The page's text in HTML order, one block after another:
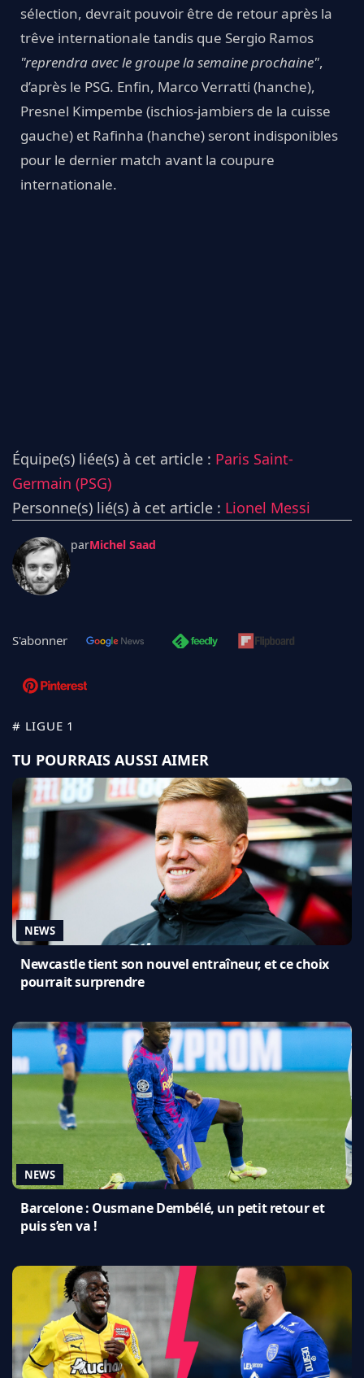
sélection, devrait pouvoir être de retour après la
trêve internationale tandis que Sergio Ramos
"reprendra avec le groupe la semaine prochaine",
d’après le PSG. Enfin, Marco Verratti (hanche),
Presnel Kimpembe (ischios-jambiers de la cuisse
gauche) et Rafinha (hanche) seront indisponibles
pour le dernier match avant la coupure
internationale.
Équipe(s) liée(s) à cet article : Paris Saint-
Germain (PSG)
Personne(s) lié(s) à cet article : Lionel Messi
parMichel Saad
S'abonner
# LIGUE 1
TU POURRAIS AUSSI AIMER
NEWS
Newcastle tient son nouvel entraîneur, et ce choix
pourrait surprendre
NEWS
Barcelone : Ousmane Dembélé, un petit retour et
puis s’en va !